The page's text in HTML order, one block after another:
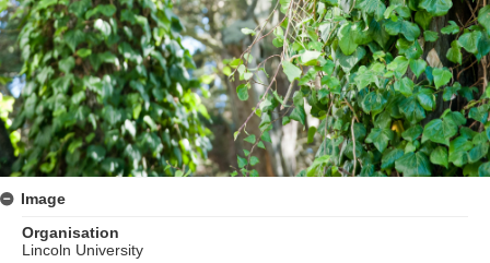
Image
Organisation
Lincoln University